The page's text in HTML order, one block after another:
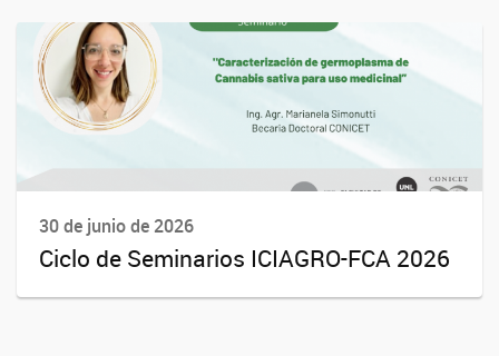
30 de junio de 2026
Ciclo de Seminarios ICIAGRO-FCA 2026